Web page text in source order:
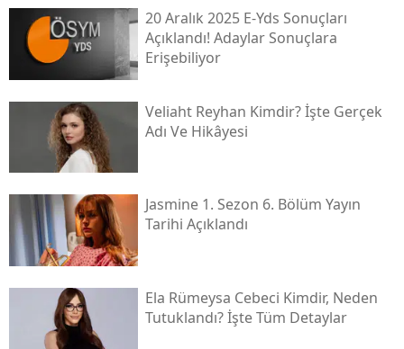
20 Aralık 2025 E-Yds Sonuçları
Açıklandı! Adaylar Sonuçlara
Erişebiliyor
Veliaht Reyhan Kimdir? İşte Gerçek
Adı Ve Hikâyesi
Jasmine 1. Sezon 6. Bölüm Yayın
Tarihi Açıklandı
Ela Rümeysa Cebeci Kimdir, Neden
Tutuklandı? İşte Tüm Detaylar